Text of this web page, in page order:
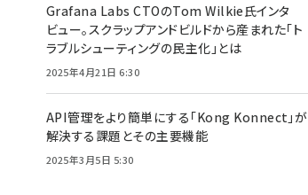
Grafana Labs CTOのTom Wilkie氏インタ
ビュー。スクラップアンドビルドから産まれた「ト
ラブルシューティングの民主化」とは
2025年4月21日 6:30
API管理をより簡単にする「Kong Konnect」が
解決する課題とその主要機能
2025年3月5日 5:30